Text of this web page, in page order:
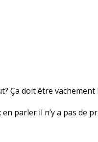
Ça doit être
parler il n’y a pas de